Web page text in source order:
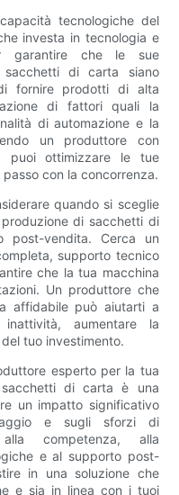
tecnologiche del
investa in tecnologia e
garantire che le sue
di carta siano
fornire prodotti di alta
di fattori quali la
di automazione e la
un produttore con
puoi ottimizzare le tue
con la concorrenza.
quando si sceglie
di sacchetti di
vendita. Cerca un
supporto tecnico
che la tua macchina
Un produttore che
affidabile può aiutarti a
aumentare la
tuo investimento.
esperto per la tua
di carta è una
un impatto significativo
e sugli sforzi di
competenza, alla
e al supporto post-
in una soluzione che
e sia in linea con i tuoi